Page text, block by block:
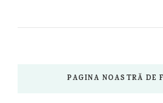
PAGINA NOASTRĂ DE